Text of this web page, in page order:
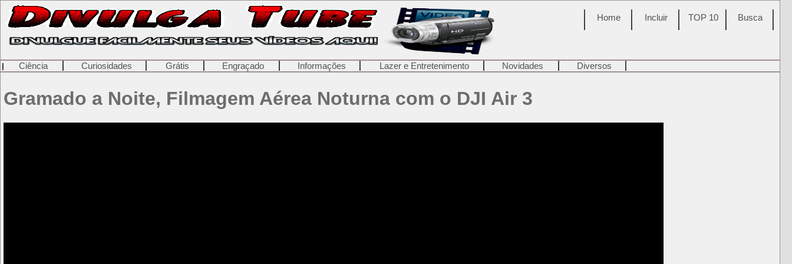
Home Incluir TOP 10 Busca
Ciência Curiosidades Grátis Engraçado Informações Lazer e Entretenimento Novidades Diversos
Gramado a Noite, Filmagem Aérea Noturna com o DJI Air 3